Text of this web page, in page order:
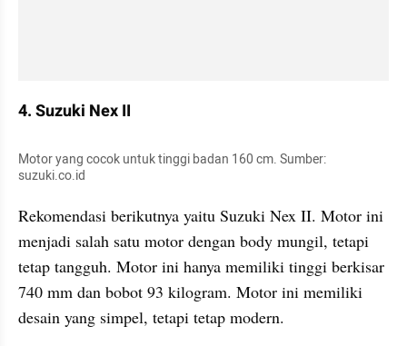
4. Suzuki Nex II
Motor yang cocok untuk tinggi badan 160 cm. Sumber:
suzuki.co.id
Rekomendasi berikutnya yaitu Suzuki Nex II. Motor ini
menjadi salah satu motor dengan body mungil, tetapi
tetap tangguh. Motor ini hanya memiliki tinggi berkisar
740 mm dan bobot 93 kilogram. Motor ini memiliki
desain yang simpel, tetapi tetap modern.